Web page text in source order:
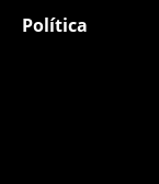
Política